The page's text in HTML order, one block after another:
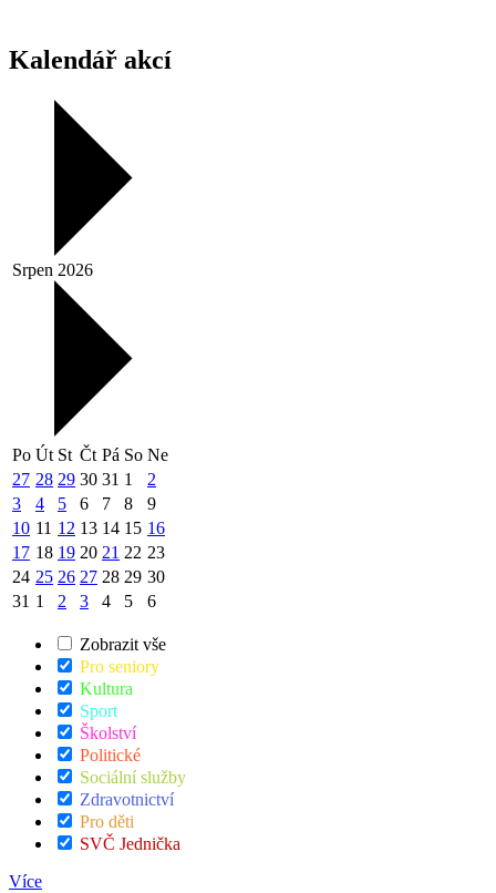
Kalendář akcí
Srpen 2026
Po Út St Čt Pá So Ne
27 28 29 30 31 1
2
3
4 5 6 7 8
9
10 11 12 13 14 15 16
17 18 19 20 21 22 23
24 25 26 27 28 29 30
31 1 2 3 4 5 6
Zobrazit vše
Pro seniory
Kultura
Sport
Školství
Politické
Sociální služby
Zdravotnictví
Pro děti
SVČ Jednička
Více